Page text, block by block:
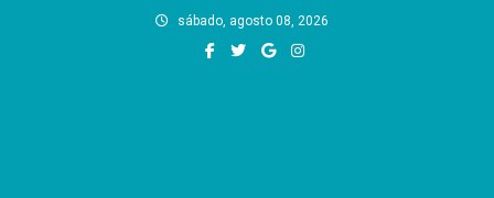
sábado, agosto 08, 2026